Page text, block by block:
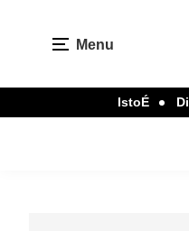
Menu
IstoÉ